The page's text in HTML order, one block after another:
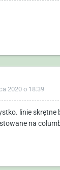
2020 o 18:39
linie skrętne
na